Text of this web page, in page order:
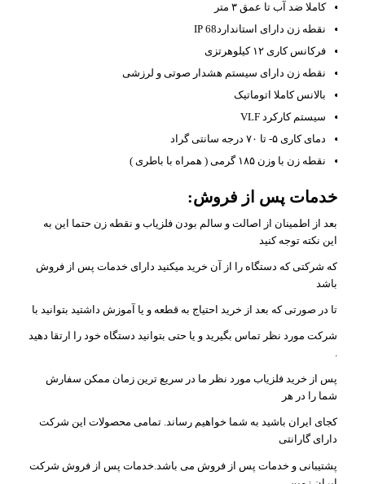
کاملا ضد آب تا عمق ۳ متر
نقطه زن دارای استانداردIP 68
فرکانس کاری ۱۲ کیلوهرتزی
نقطه زن دارای سیستم هشدار صوتی و لرزشی
بالانس کاملا اتوماتیک
سیستم کارکرد VLF
دمای کاری ۵- تا ۷۰ درجه سانتی گراد
نقطه زن با وزن ۱۸۵ گرمی ( همراه با باطری )
خدمات پس از فروش:
بعد از اطمینان از اصالت و سالم بودن فلزیاب و نقطه زن حتما این به
این نکته توجه کنید
که شرکتی که دستگاه را از آن خرید میکنید دارای خدمات پس از فروش
باشد
تا در صورتی که بعد از خرید احتیاج به قطعه و یا آموزش داشتید بتوانید با
شرکت مورد نظر تماس بگیرید و یا حتی بتوانید دستگاه خود را ارتقا دهید
.
پس از خرید فلزیاب مورد نظر ما در سریع ترین زمان ممکن سفارش
شما را در هر
کجای ایران باشید به شما خواهیم رساند. تمامی محصولات این شرکت
دارای گارانتی
پشتیبانی و خدمات پس از فروش می باشد.خدمات پس از فروش شرکت